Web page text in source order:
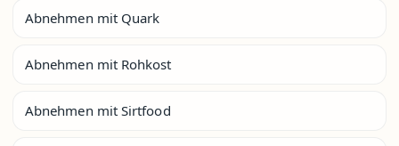
Abnehmen mit Quark
Abnehmen mit Rohkost
Abnehmen mit Sirtfood